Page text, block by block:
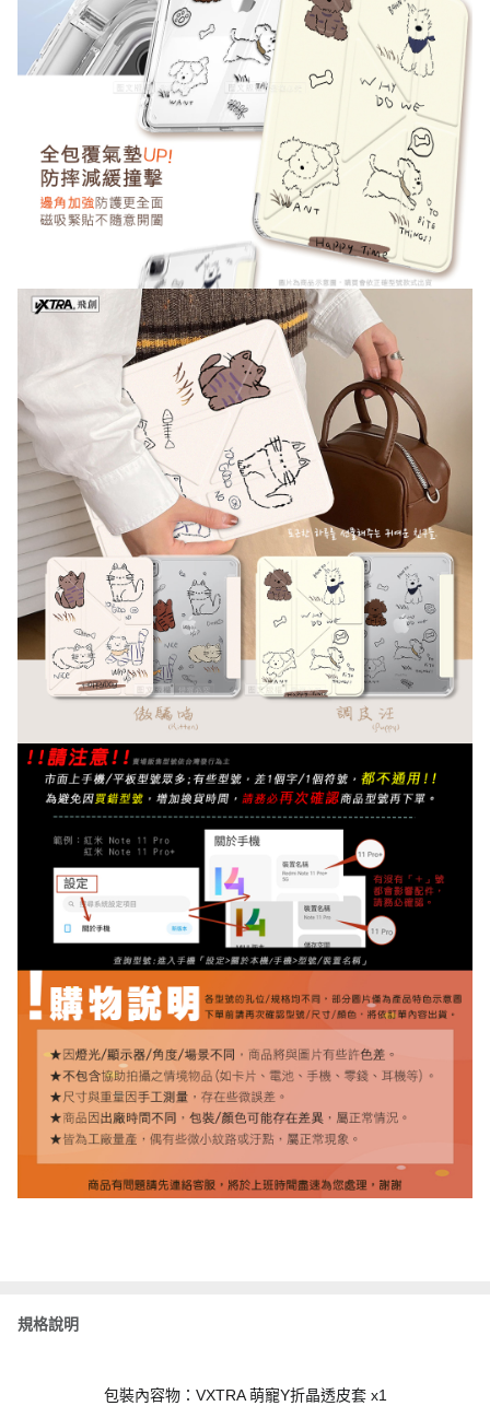
規格說明
包裝內容物：VXTRA 萌寵Y折晶透皮套 x1